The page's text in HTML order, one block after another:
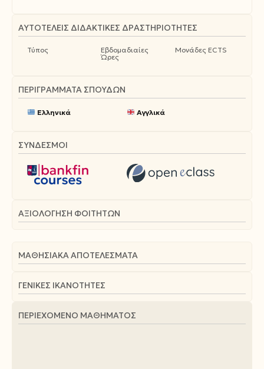
ΑΥΤΟΤΕΛΕΊΣ ΔΙΔΑΚΤΙΚΈΣ ΔΡΑΣΤΗΡΙΌΤΗΤΕΣ
Τύπος
Εβδομαδιαίες
Ώρες
Μονάδες ECTS
ΠΕΡΙΓΡΆΜΜΑΤΑ ΣΠΟΥΔΏΝ
Ελληνικά Αγγλικά
ΣΥΝΔΕΣΜΟΙ
ΑΞΙΟΛΌΓΗΣΗ ΦΟΙΤΗΤΏΝ
ΜΑΘΗΣΙΑΚΆ ΑΠΟΤΕΛΈΣΜΑΤΑ
ΓΕΝΙΚΈΣ ΙΚΑΝΌΤΗΤΕΣ
ΠΕΡΙΕΧΌΜΕΝΟ ΜΑΘΉΜΑΤΟΣ